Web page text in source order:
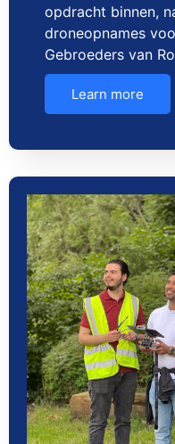
opdracht binnen,
droneopnames
Gebroeders van
Learn more